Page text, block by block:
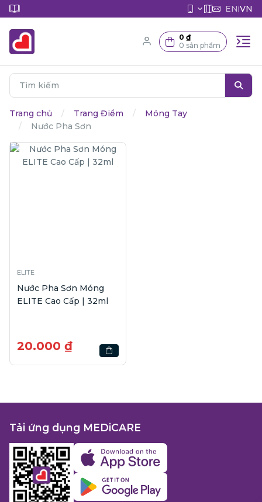
EN|VN
0 ₫
0 sản phẩm
Trang chủ Trang Điểm
Móng Tay
Nước Pha Sơn
ELITE
Nước Pha Sơn Móng
ELITE Cao Cấp | 32ml
20.000 ₫
Tải ứng dụng MEDiCARE